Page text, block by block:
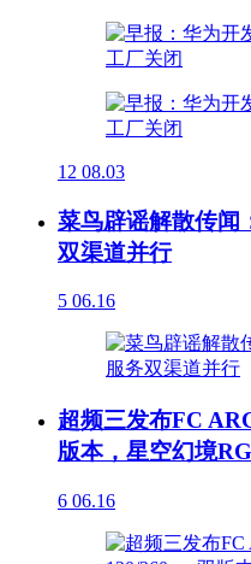
12 08.03
菜鸟辟谣解散传闻
双渠道并行
5 06.16
超频三发布FC
版本，星空幻境
6 06.16